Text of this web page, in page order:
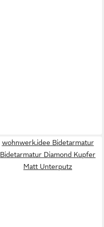
wohnwerk.idee Bidetarmatur
Bidetarmatur Diamond Kupfer
Matt Unterputz